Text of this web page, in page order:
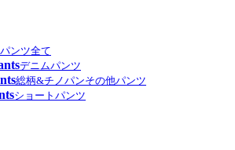
パンツ全て
デニムパンツ
総柄&チノパンその他パンツ
ショートパンツ